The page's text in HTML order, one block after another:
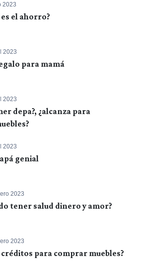
2023
es el ahorro?
2023
para mamá
2023
depa?, ¿alcanza para
2023
genial
2023
tener salud dinero y amor?
2023
créditos para comprar muebles?